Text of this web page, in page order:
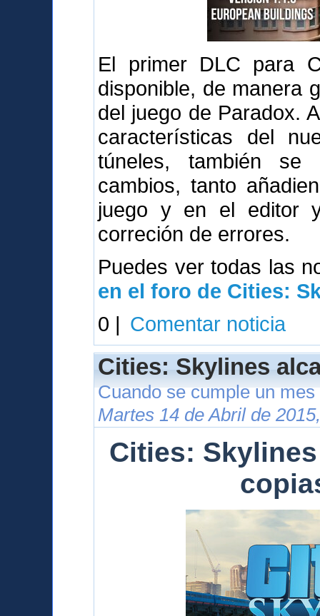
El primer DLC para
disponible, de manera
del juego de Paradox.
características del
túneles, también
cambios, tanto
juego y en el editor
correción de errores.
Puedes ver todas las
en el foro de Cities:
0 | Comentar noticia
Cities: Skylines
Cuando se cumple un
Martes 14 de Abril de
Cities: